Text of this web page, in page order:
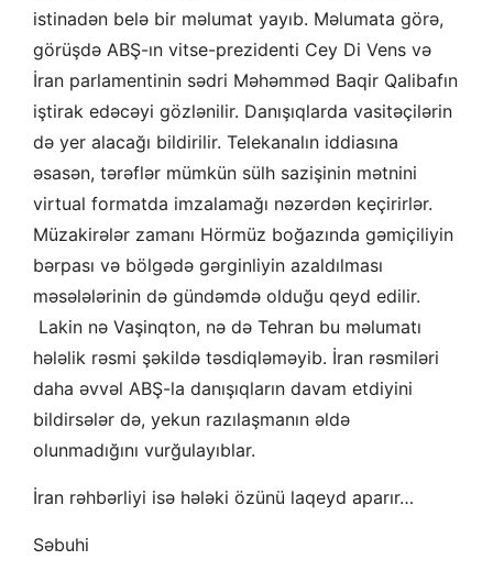
istinadən belə bir məlumat yayıb. Məlumata görə,
görüşdə ABŞ-ın vitse-prezidenti Cey Di Vens və
İran parlamentinin sədri Məhəmməd Baqir Qalibafın
iştirak edəcəyi gözlənilir. Danışıqlarda vasitəçilərin
də yer alacağı bildirilir. Telekanalın iddiasına
əsasən, tərəflər mümkün sülh sazişinin mətnini
virtual formatda imzalamağı nəzərdən keçirirlər.
Müzakirələr zamanı Hörmüz boğazında gəmiçiliyin
bərpası və bölgədə gərginliyin azaldılması
məsələlərinin də gündəmdə olduğu qeyd edilir.
Lakin nə Vaşinqton, nə də Tehran bu məlumatı
hələlik rəsmi şəkildə təsdiqləməyib. İran rəsmiləri
daha əvvəl ABŞ-la danışıqların davam etdiyini
bildirsələr də, yekun razılaşmanın əldə
olunmadığını vurğulayıblar.
İran rəhbərliyi isə hələki özünü laqeyd aparır…
Səbuhi